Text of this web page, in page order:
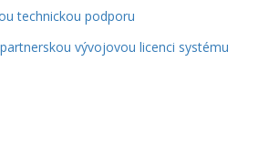
technickou podporu
vývojovou licenci systému